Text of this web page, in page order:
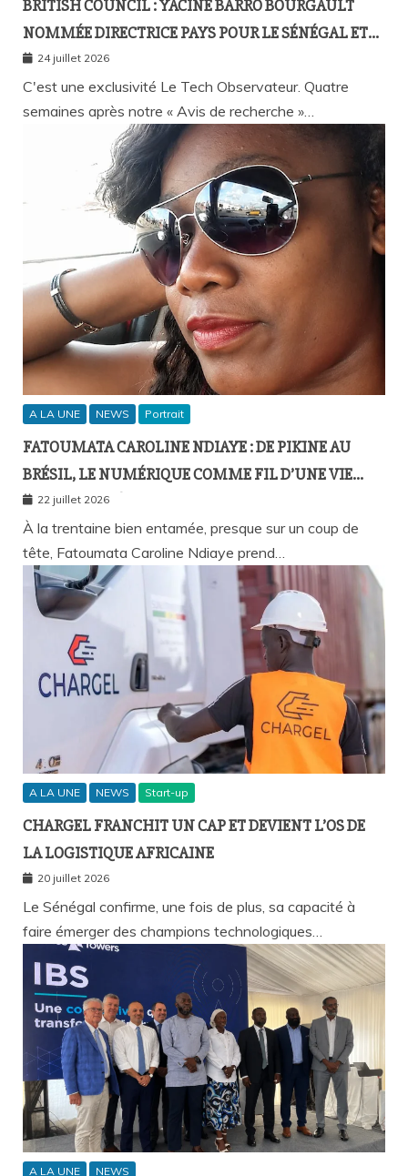
BRITISH COUNCIL : YACINE BARRO BOURGAULT
NOMMÉE DIRECTRICE PAYS POUR LE SÉNÉGAL ET
L’AFRIQUE FRANCOPHONE
24 juillet 2026
C'est une exclusivité Le Tech Observateur. Quatre
semaines après notre « Avis de recherche »…
A LA UNE NEWS Portrait
FATOUMATA CAROLINE NDIAYE : DE PIKINE AU
BRÉSIL, LE NUMÉRIQUE COMME FIL D’UNE VIE
SANS FRONTIÈRES
22 juillet 2026
À la trentaine bien entamée, presque sur un coup de
tête, Fatoumata Caroline Ndiaye prend…
A LA UNE NEWS Start-up
CHARGEL FRANCHIT UN CAP ET DEVIENT L’OS DE
LA LOGISTIQUE AFRICAINE
20 juillet 2026
Le Sénégal confirme, une fois de plus, sa capacité à
faire émerger des champions technologiques…
A LA UNE NEWS